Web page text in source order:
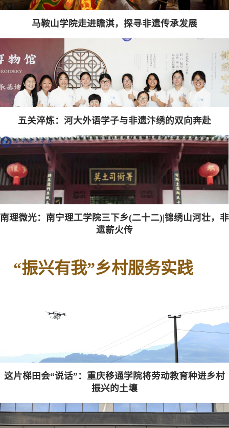
马鞍山学院走进瞻淇，探寻非遗传承发展
五关淬炼：河大外语学子与非遗汴绣的双向奔赴
南理微光：南宁理工学院三下乡(二十二)|锦绣山河壮，非
遗薪火传
“振兴有我”乡村服务实践
这片梯田会“说话”：重庆移通学院将劳动教育种进乡村
振兴的土壤